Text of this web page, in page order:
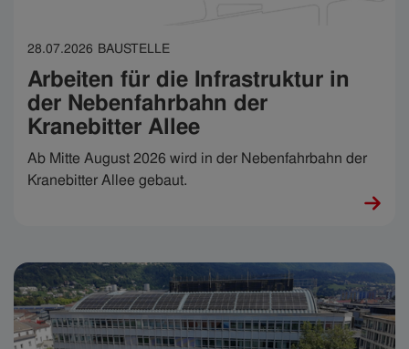
28.07.2026 BAUSTELLE
Arbeiten für die Infrastruktur in
der Nebenfahrbahn der
Kranebitter Allee
Ab Mitte August 2026 wird in der Nebenfahrbahn der
Kranebitter Allee gebaut.